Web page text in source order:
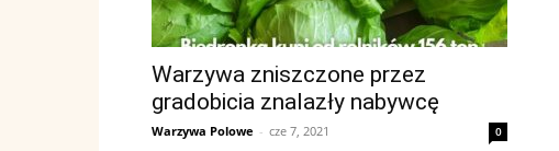
Warzywa zniszczone przez
gradobicia znalazły nabywcę
Warzywa Polowe - cze 7, 2021 0